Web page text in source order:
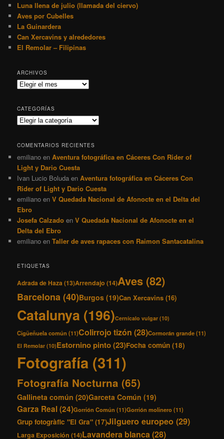
Luna llena de julio (llamada del ciervo)
Aves por Cubelles
La Guinardera
Can Xercavins y alrededores
El Remolar – Filipinas
ARCHIVOS
Archivos
CATEGORÍAS
Categorías
COMENTARIOS RECIENTES
emiliano enAventura fotográfica en Cáceres Con Rider of
Light y Dario Cuesta
Ivan Lucio Boluda enAventura fotográfica en Cáceres Con
Rider of Light y Dario Cuesta
emiliano enV Quedada Nacional de Afonocte en el Delta del
Ebro
Josefa Calzado enV Quedada Nacional de Afonocte en el
Delta del Ebro
emiliano enTaller de aves rapaces con Raimon Santacatalina
ETIQUETAS
Adrada de Haza (13)Arrendajo (14)Aves (82)
Barcelona(40)Burgos (19)Can Xercavins (16)
Catalunya (196)Cernícalo vulgar (10)
Cigüeñuela común (11)Colirrojo tizón (28)Cormorán grande(11)
El Remolar (10)Estornino pinto(23)Focha común (18)
Fotografía (311)
Fotografía Nocturna (65)
Gallineta común (20)Garceta Común (19)
Garza Real(24)Gorrión Común (11)Gorrión molinero(11)
Grup fotogràfic "El Gra" (17)Jilguero europeo (29)
Larga Exposición (14)Lavandera blanca(28)